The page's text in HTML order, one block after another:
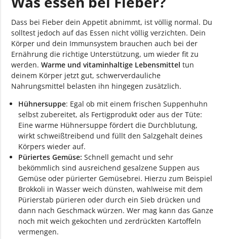
Dass bei Fieber dein Appetit abnimmt, ist völlig normal. Du
solltest jedoch auf das Essen nicht völlig verzichten. Dein
Körper und dein Immunsystem brauchen auch bei der
Ernährung die richtige Unterstützung, um wieder fit zu
werden.Warme und vitaminhaltige Lebensmittel tun
deinem Körper jetzt gut, schwerverdauliche
Nahrungsmittel belasten ihn hingegen zusätzlich.
Hühnersuppe: Egal ob mit einem frischen Suppenhuhn
selbst zubereitet, als Fertigprodukt oder aus der Tüte:
Eine warme Hühnersuppe fördert die Durchblutung,
wirkt schweißtreibend und füllt den Salzgehalt deines
Körpers wieder auf.
Püriertes Gemüse: Schnell gemacht und sehr
bekömmlich sind ausreichend gesalzene Suppen aus
Gemüse oder pürierter Gemüsebrei. Hierzu zum Beispiel
Brokkoli in Wasser weich dünsten, wahlweise mit dem
Pürierstab pürieren oder durch ein Sieb drücken und
dann nach Geschmack würzen. Wer mag kann das Ganze
noch mit weich gekochten und zerdrückten Kartoffeln
vermengen.